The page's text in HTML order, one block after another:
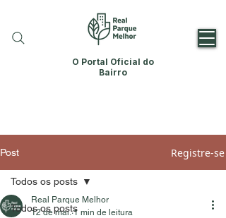
O Portal Oficial do
Bairro
Post Registre-se
Todos os posts
Todos os posts
Real Parque Melhor
12 de mai. 1 min de leitura